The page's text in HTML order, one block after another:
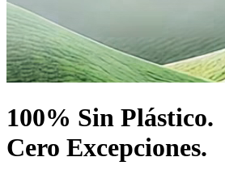
100% Sin Plástico.
Cero Excepciones.